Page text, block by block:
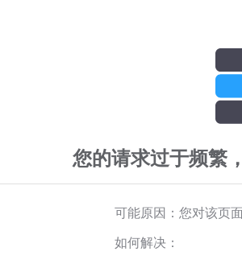
您的请求过于频繁
可能原因：您对该页
如何解决：